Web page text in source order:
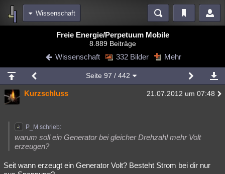
Wissenschaft
Blogs Videos
Chat Wiki Neuigkeiten
meine Rubriken
Menschen Wissenschaft Mystery Kriminalfälle
Natur Umfragen Unterhaltung
weitere Rubriken
Philosophie Träume Orte Esoterik Literatur
Freie Energie/Perpetuum Mobile
8.889 Beiträge
Wissenschaft 332 Bilder Mehr
Seite 97 / 442
Kurzschluss 21.07.2012 um 07:48
P_M schrieb:
warum soll ein Generator bei gleicher Drehzahl mehr Volt
erzeugen?
Seit wann erzeugt ein Generator Volt? Besteht Strom bei dir nur